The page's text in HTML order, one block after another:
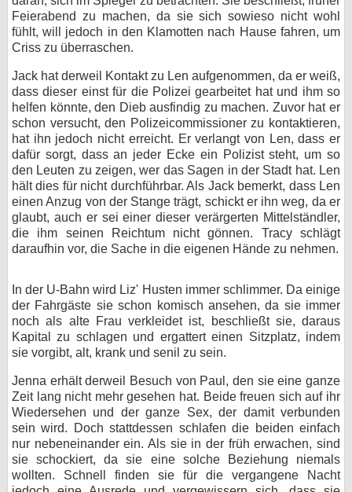
Feierabend zu machen, da sie sich sowieso nicht wohl
fühlt, will jedoch in den Klamotten nach Hause fahren, um
Criss zu überraschen.
Jack hat derweil Kontakt zu Len aufgenommen, da er weiß,
dass dieser einst für die Polizei gearbeitet hat und ihm so
helfen könnte, den Dieb ausfindig zu machen. Zuvor hat er
schon versucht, den Polizeicommissioner zu kontaktieren,
hat ihn jedoch nicht erreicht. Er verlangt von Len, dass er
dafür sorgt, dass an jeder Ecke ein Polizist steht, um so
den Leuten zu zeigen, wer das Sagen in der Stadt hat. Len
hält dies für nicht durchführbar. Als Jack bemerkt, dass Len
einen Anzug von der Stange trägt, schickt er ihn weg, da er
glaubt, auch er sei einer dieser verärgerten Mittelständler,
die ihm seinen Reichtum nicht gönnen. Tracy schlägt
daraufhin vor, die Sache in die eigenen Hände zu nehmen.
In der U-Bahn wird Liz' Husten immer schlimmer. Da einige
der Fahrgäste sie schon komisch ansehen, da sie immer
noch als alte Frau verkleidet ist, beschließt sie, daraus
Kapital zu schlagen und ergattert einen Sitzplatz, indem
sie vorgibt, alt, krank und senil zu sein.
Jenna erhält derweil Besuch von Paul, den sie eine ganze
Zeit lang nicht mehr gesehen hat. Beide freuen sich auf ihr
Wiedersehen und der ganze Sex, der damit verbunden
sein wird. Doch stattdessen schlafen die beiden einfach
nur nebeneinander ein. Als sie in der früh erwachen, sind
sie schockiert, da sie eine solche Beziehung niemals
wollten. Schnell finden sie für die vergangene Nacht